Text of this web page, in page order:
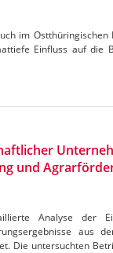
im
Einfluss auf die
und
Analyse der
aus
Die untersuchten